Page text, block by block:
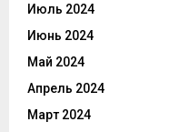
Июль 2024
Июнь 2024
Май 2024
Апрель 2024
Март 2024